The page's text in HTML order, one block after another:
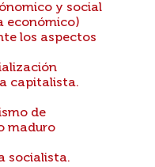
y social
económico)
los aspectos
capitalista.
de
maduro
socialista.